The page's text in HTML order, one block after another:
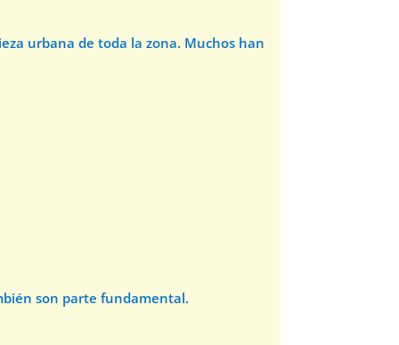
urbana de toda la zona. Muchos han
son parte fundamental.